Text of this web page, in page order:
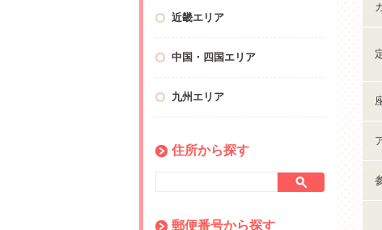
近畿エリア
中国・四国エリア
九州エリア
住所から探す
郵便番号から探す